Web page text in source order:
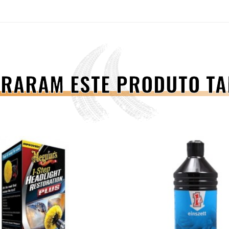
ESTE PRODUTO